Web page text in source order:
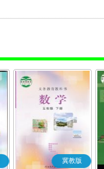
冀教版